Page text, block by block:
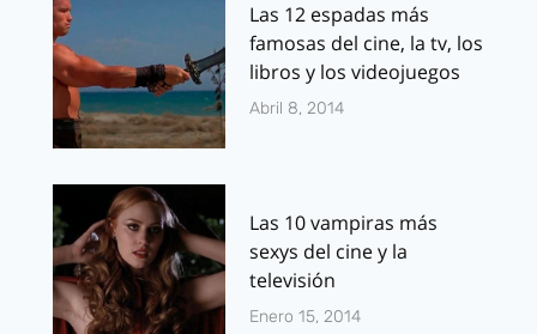
Las 12 espadas más
famosas del cine, la tv, los
libros y los videojuegos
Abril 8, 2014
Las 10 vampiras más
sexys del cine y la
televisión
Enero 15, 2014